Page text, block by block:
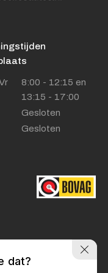
8:00 - 12:15 en
13:15 - 17:00
Gesloten
Gesloten
Privacy policy
dat?